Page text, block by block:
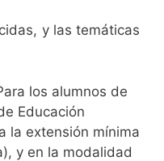
y las temáticas
los alumnos de
Educación
la extensión mínima
y en la modalidad